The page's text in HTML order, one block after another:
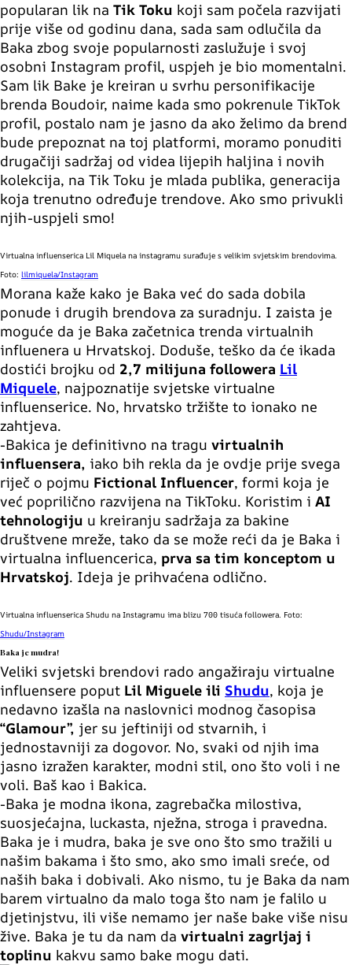
popularan lik na Tik Toku koji sam počela razvijati
prije više od godinu dana, sada sam odlučila da
Baka zbog svoje popularnosti zaslužuje i svoj
osobni Instagram profil, uspjeh je bio momentalni.
Sam lik Bake je kreiran u svrhu personifikacije
brenda Boudoir, naime kada smo pokrenule TikTok
profil, postalo nam je jasno da ako želimo da brend
bude prepoznat na toj platformi, moramo ponuditi
drugačiji sadržaj od videa lijepih haljina i novih
kolekcija, na Tik Toku je mlada publika, generacija
koja trenutno određuje trendove. Ako smo privukli
njih-uspjeli smo!
Virtualna influenserica Lil Miquela na instagramu surađuje s velikim svjetskim brendovima.
Foto: lilmiquela/Instagram
Morana kaže kako je Baka već do sada dobila
ponude i drugih brendova za suradnju. I zaista je
moguće da je Baka začetnica trenda virtualnih
influenera u Hrvatskoj. Doduše, teško da će ikada
dostići brojku od 2,7 milijuna followera Lil
Miquele, najpoznatije svjetske virtualne
influenserice. No, hrvatsko tržište to ionako ne
zahtjeva.
-Bakica je definitivno na tragu virtualnih
influensera, iako bih rekla da je ovdje prije svega
riječ o pojmu Fictional Influencer, formi koja je
već poprilično razvijena na TikToku. Koristim i AI
tehnologiju u kreiranju sadržaja za bakine
društvene mreže, tako da se može reći da je Baka i
virtualna influencerica, prva sa tim konceptom u
Hrvatskoj. Ideja je prihvaćena odlično.
Virtualna influenserica Shudu na Instagramu ima blizu 700 tisuća followera. Foto:
Shudu/Instagram
Baka je mudra!
Veliki svjetski brendovi rado angažiraju virtualne
influensere poput Lil Miguele ili Shudu, koja je
nedavno izašla na naslovnici modnog časopisa
“Glamour”, jer su jeftiniji od stvarnih, i
jednostavniji za dogovor. No, svaki od njih ima
jasno izražen karakter, modni stil, ono što voli i ne
voli. Baš kao i Bakica.
-Baka je modna ikona, zagrebačka milostiva,
suosjećajna, luckasta, nježna, stroga i pravedna.
Baka je i mudra, baka je sve ono što smo tražili u
našim bakama i što smo, ako smo imali sreće, od
naših baka i dobivali. Ako nismo, tu je Baka da nam
barem virtualno da malo toga što nam je falilo u
djetinjstvu, ili više nemamo jer naše bake više nisu
žive. Baka je tu da nam da virtualni zagrljaj i
toplinu kakvu samo bake mogu dati.